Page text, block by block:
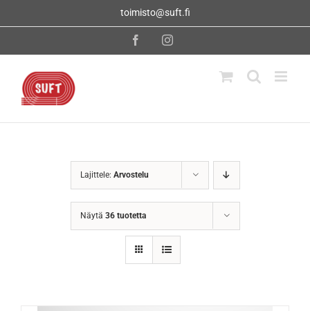
toimisto@suft.fi
FacebookInstagram
Lajittele: Arvostelu
Näytä 36 tuotetta